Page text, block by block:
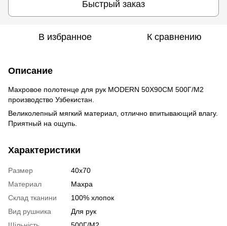
Быстрый заказ
В избранное К сравнению
Описание
Махровое полотенце для рук MODERN 50Х90СМ 500Г/М2
производство Узбекистан.
Великолепный мягкий материал, отлично впитывающий влагу.
Приятный на ощупь.
Характеристики
Размер
40х70
Материал
Махра
Склад тканини
100% хлопок
Вид рушника
Для рук